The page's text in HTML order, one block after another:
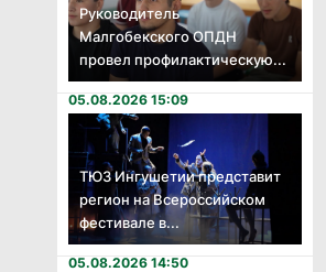
Руководитель
Малгобекского ОПДН
провел профилактическую...
05.08.2026 15:09
ТЮЗ Ингушетии представит
регион на Всероссийском
фестивале в...
05.08.2026 14:50